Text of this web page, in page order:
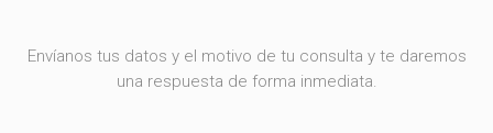
Envíanos tus datos y el motivo de tu consulta y te daremos
una respuesta de forma inmediata.